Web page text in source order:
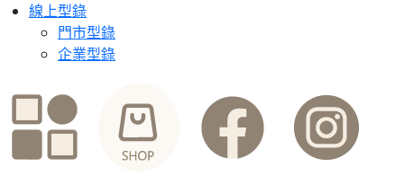
線上型錄
門市型錄
企業型錄